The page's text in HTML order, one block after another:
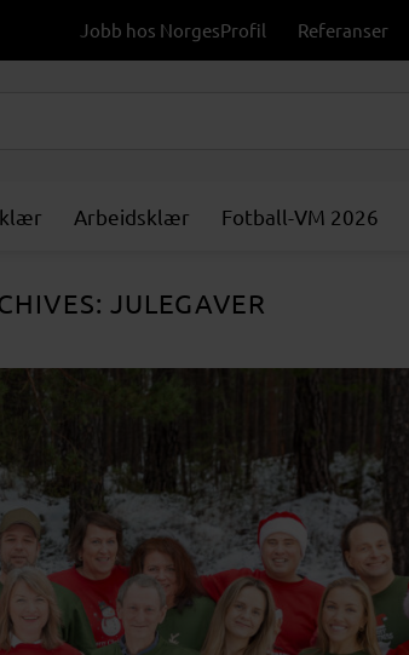
Jobb hos NorgesProfil Referanser
Arbeidsklær Fotball-VM 2026
JULEGAVER